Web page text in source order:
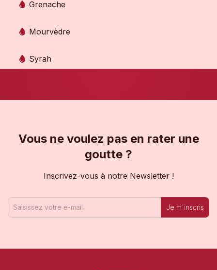
Grenache
Mourvèdre
Syrah
Vous ne voulez pas en rater une
goutte ?
Inscrivez-vous à notre Newsletter !
Je m'inscris